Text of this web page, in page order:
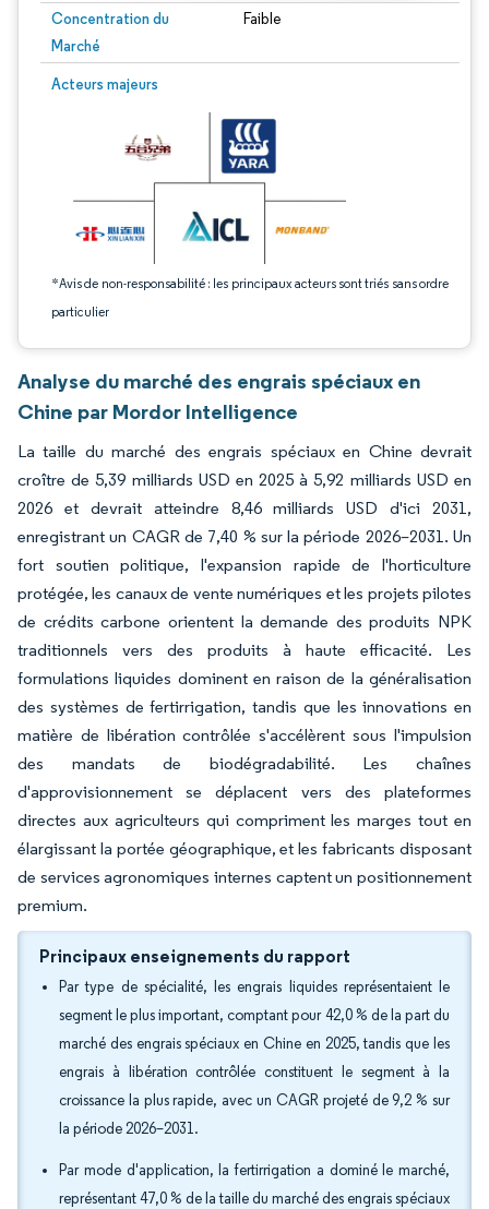
Concentration du
Marché
Faible
Acteurs majeurs
*Avis de non-responsabilité : les principaux acteurs sont triés sans ordre
particulier
Image © Mordor Intelligence. La réutilisation nécessite une attribution sous CC
Analyse du marché des engrais spéciaux en
Chine par Mordor Intelligence
La taille du marché des engrais spéciaux en Chine devrait
croître de 5,39 milliards USD en 2025 à 5,92 milliards USD en
2026 et devrait atteindre 8,46 milliards USD d'ici 2031,
enregistrant un CAGR de 7,40 % sur la période 2026–2031. Un
fort soutien politique, l'expansion rapide de l'horticulture
protégée, les canaux de vente numériques et les projets pilotes
de crédits carbone orientent la demande des produits NPK
traditionnels vers des produits à haute efficacité. Les
formulations liquides dominent en raison de la généralisation
des systèmes de fertirrigation, tandis que les innovations en
matière de libération contrôlée s'accélèrent sous l'impulsion
des mandats de biodégradabilité. Les chaînes
d'approvisionnement se déplacent vers des plateformes
directes aux agriculteurs qui compriment les marges tout en
élargissant la portée géographique, et les fabricants disposant
de services agronomiques internes captent un positionnement
premium.
Principaux enseignements du rapport
Par type de spécialité, les engrais liquides représentaient le
segment le plus important, comptant pour 42,0 % de la part du
marché des engrais spéciaux en Chine en 2025, tandis que les
engrais à libération contrôlée constituent le segment à la
croissance la plus rapide, avec un CAGR projeté de 9,2 % sur
la période 2026–2031.
Par mode d'application, la fertirrigation a dominé le marché,
représentant 47,0 % de la taille du marché des engrais spéciaux